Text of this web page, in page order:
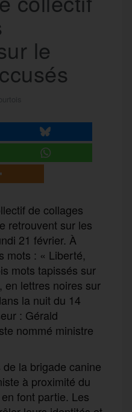
le
de collages
retrouvent sur les
21 février. À
mots : « Liberté,
mots tapissés sur
en lettres noires sur
la nuit du 14
: Gérald
nommé ministre
la brigade canine
à proximité du
font partie. Les